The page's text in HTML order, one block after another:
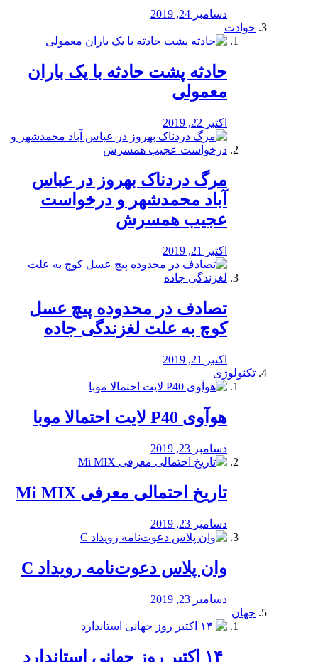
دسامبر 24, 2019
حوادث
️حادثه پشت حادثه با یک باران
معمولی
اکتبر 22, 2019
مرگ دردناک بهروز در عباس
آباد محمدشهر و درخواست
عجیب همسرش
اکتبر 21, 2019
تصادف در محدوده پیچ عسل
کوچ به علت لغزندگی جاده
اکتبر 21, 2019
تکنولوژی
هوآوی P40 لایت احتمالا موبا
دسامبر 23, 2019
تاریخ احتمالی معرفی Mi MIX
دسامبر 23, 2019
وان پلاس دعوت‌نامه رویداد C
دسامبر 23, 2019
جهان